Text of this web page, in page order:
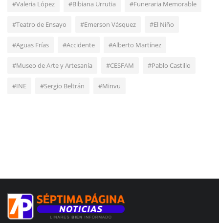
#Valeria López #Bibiana Urrutia #Funeraria Memorable
#Teatro de Ensayo #Emerson Vásquez #El Niño
#Aguas Frías #Accidente #Alberto Martínez
#Museo de Arte y Artesanía #CESFAM #Pablo Castillo
#INE #Sergio Beltrán #Minvu